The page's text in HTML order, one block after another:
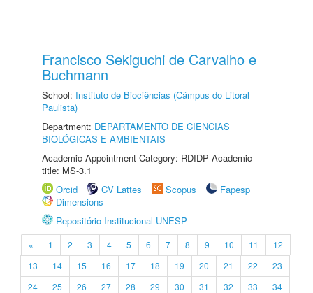
Francisco Sekiguchi de Carvalho e
Buchmann
School: Instituto de Biociências (Câmpus do Litoral
Paulista)
Department: DEPARTAMENTO DE CIÊNCIAS
BIOLÓGICAS E AMBIENTAIS
Academic Appointment Category: RDIDP Academic
title: MS-3.1
Orcid
CV Lattes Scopus
Fapesp
Dimensions
Repositório Institucional UNESP
« 1 2 3 4 5 6 7 8 9 10 11
12
13
14 15 16 17 18 19 20 21 22
23
24
25 26 27 28 29 30 31 32 33
34